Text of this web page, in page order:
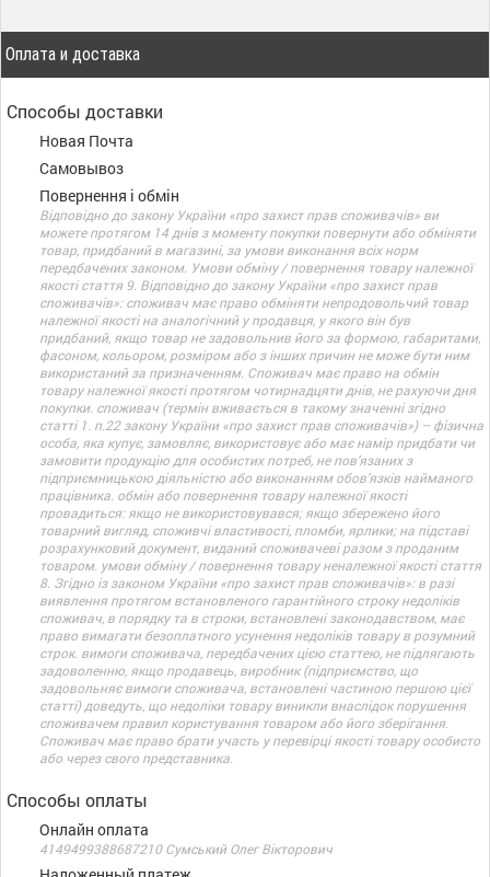
Оплата и доставка
Способы доставки
Новая Почта
Самовывоз
Повернення і обмін
Відповідно до закону України «про захист прав споживачів» ви
можете протягом 14 днів з моменту покупки повернути або обміняти
товар, придбаний в магазині, за умови виконання всіх норм
передбачених законом. Умови обміну / повернення товару належної
якості стаття 9. Відповідно до закону України «про захист прав
споживачів»: споживач має право обміняти непродовольчий товар
належної якості на аналогічний у продавця, у якого він був
придбаний, якщо товар не задовольнив його за формою, габаритами,
фасоном, кольором, розміром або з інших причин не може бути ним
використаний за призначенням. Споживач має право на обмін
товару належної якості протягом чотирнадцяти днів, не рахуючи дня
покупки. споживач (термін вживається в такому значенні згідно
статті 1. п.22 закону України «про захист прав споживачів») – фізична
особа, яка купує, замовляє, використовує або має намір придбати чи
замовити продукцію для особистих потреб, не пов’язаних з
підприємницькою діяльністю або виконанням обов’язків найманого
працівника. обмін або повернення товару належної якості
провадиться: якщо не використовувався; якщо збережено його
товарний вигляд, споживчі властивості, пломби, ярлики; на підставі
розрахунковий документ, виданий споживачеві разом з проданим
товаром. умови обміну / повернення товару неналежної якості стаття
8. Згідно із законом України «про захист прав споживачів»: в разі
виявлення протягом встановленого гарантійного строку недоліків
споживач, в порядку та в строки, встановлені законодавством, має
право вимагати безоплатного усунення недоліків товару в розумний
строк. вимоги споживача, передбачених цією статтею, не підлягають
задоволенню, якщо продавець, виробник (підприємство, що
задовольняє вимоги споживача, встановлені частиною першою цієї
статті) доведуть, що недоліки товару виникли внаслідок порушення
споживачем правил користування товаром або його зберігання.
Споживач має право брати участь у перевірці якості товару особисто
або через свого представника.
Способы оплаты
Онлайн оплата
4149499388687210 Сумський Олег Вікторович